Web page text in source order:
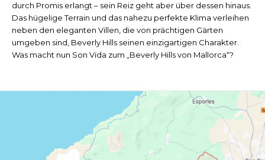
durch Promis erlangt – sein Reiz geht aber über dessen hinaus.
Das hügelige Terrain und das nahezu perfekte Klima verleihen
neben den eleganten Villen, die von prächtigen Gärten
umgeben sind, Beverly Hills seinen einzigartigen Charakter.
Was macht nun Son Vida zum „Beverly Hills von Mallorca“?